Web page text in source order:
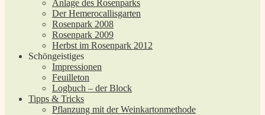
Anlage des Rosenparks
Der Hemerocallisgarten
Rosenpark 2008
Rosenpark 2009
Herbst im Rosenpark 2012
Schöngeistiges
Impressionen
Feuilleton
Logbuch – der Block
Tipps & Tricks
Pflanzung mit der Weinkartonmethode